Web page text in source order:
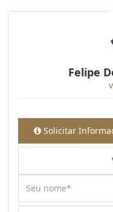
Felipe
Solicitar